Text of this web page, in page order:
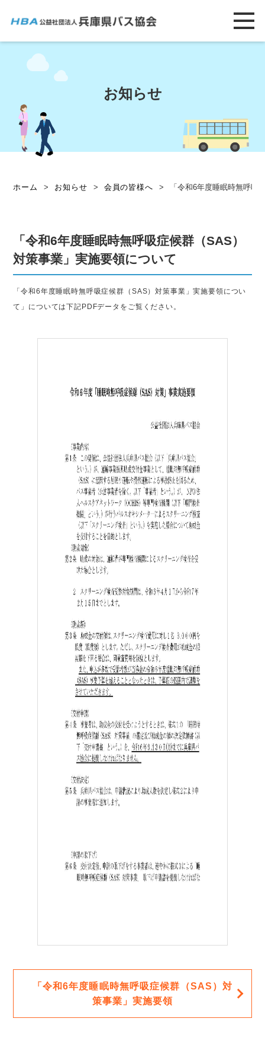
お知らせ
ホーム > お知らせ > 会員の皆様へ > 「令和6年度睡眠時無呼吸
「令和6年度睡眠時無呼吸症候群（SAS）
対策事業」実施要領について
「令和6年度睡眠時無呼吸症候群（SAS）対策事業」実施要領につい
て」については下記PDFデータをご覧ください。
「令和6年度睡眠時無呼吸症候群（SAS）対
策事業」実施要領